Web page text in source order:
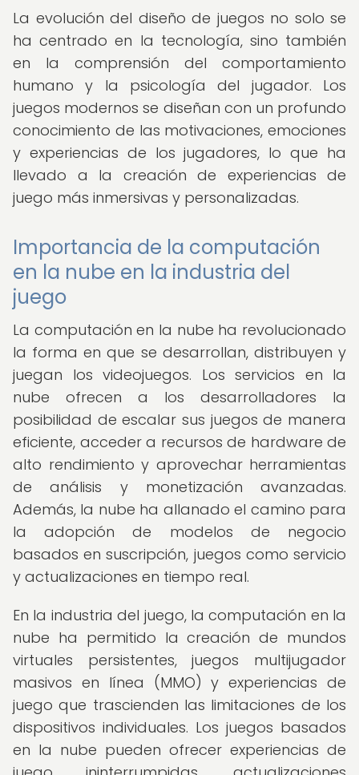
La evolución del diseño de juegos no solo se
ha centrado en la tecnología, sino también
en la comprensión del comportamiento
humano y la psicología del jugador. Los
juegos modernos se diseñan con un profundo
conocimiento de las motivaciones, emociones
y experiencias de los jugadores, lo que ha
llevado a la creación de experiencias de
juego más inmersivas y personalizadas.
Importancia de la computación
en la nube en la industria del
juego
La computación en la nube ha revolucionado
la forma en que se desarrollan, distribuyen y
juegan los videojuegos. Los servicios en la
nube ofrecen a los desarrolladores la
posibilidad de escalar sus juegos de manera
eficiente, acceder a recursos de hardware de
alto rendimiento y aprovechar herramientas
de análisis y monetización avanzadas.
Además, la nube ha allanado el camino para
la adopción de modelos de negocio
basados en suscripción, juegos como servicio
y actualizaciones en tiempo real.
En la industria del juego, la computación en la
nube ha permitido la creación de mundos
virtuales persistentes, juegos multijugador
masivos en línea (MMO) y experiencias de
juego que trascienden las limitaciones de los
dispositivos individuales. Los juegos basados
en la nube pueden ofrecer experiencias de